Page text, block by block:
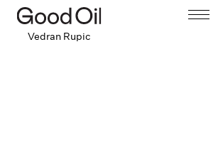
Vedran Rupic